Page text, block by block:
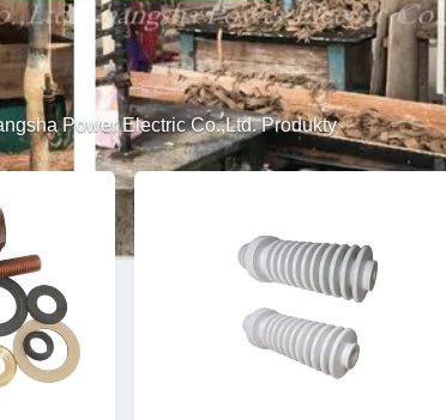
Power Electric Co.,Ltd. Produkty